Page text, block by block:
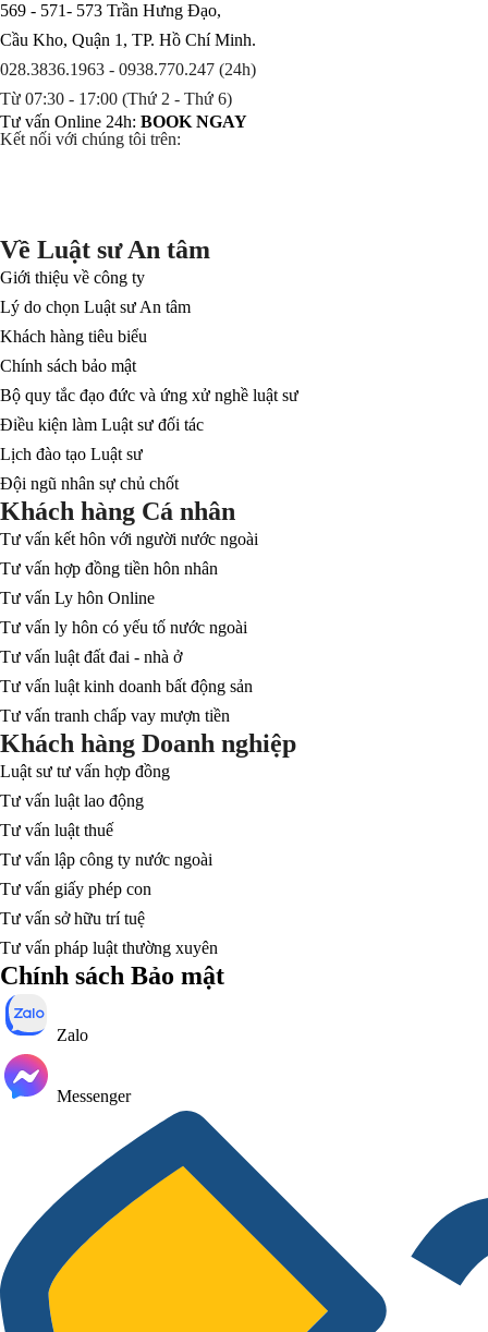
569 - 571- 573 Trần Hưng Đạo,
Cầu Kho, Quận 1, TP. Hồ Chí Minh.
028.3836.1963 - 0938.770.247 (24h)
Từ 07:30 - 17:00 (Thứ 2 - Thứ 6)
Tư vấn Online 24h: BOOK NGAY
Kết nối với chúng tôi trên:
Về Luật sư An tâm
Giới thiệu về công ty
Lý do chọn Luật sư An tâm
Khách hàng tiêu biểu
Chính sách bảo mật
Bộ quy tắc đạo đức và ứng xử nghề luật sư
Điều kiện làm Luật sư đối tác
Lịch đào tạo Luật sư
Đội ngũ nhân sự chủ chốt
Khách hàng Cá nhân
Tư vấn kết hôn với người nước ngoài
Tư vấn hợp đồng tiền hôn nhân
Tư vấn Ly hôn Online
Tư vấn ly hôn có yếu tố nước ngoài
Tư vấn luật đất đai - nhà ở
Tư vấn luật kinh doanh bất động sản
Tư vấn tranh chấp vay mượn tiền
Khách hàng Doanh nghiệp
Luật sư tư vấn hợp đồng
Tư vấn luật lao động
Tư vấn luật thuế
Tư vấn lập công ty nước ngoài
Tư vấn giấy phép con
Tư vấn sở hữu trí tuệ
Tư vấn pháp luật thường xuyên
Chính sách Bảo mật
Zalo
Messenger